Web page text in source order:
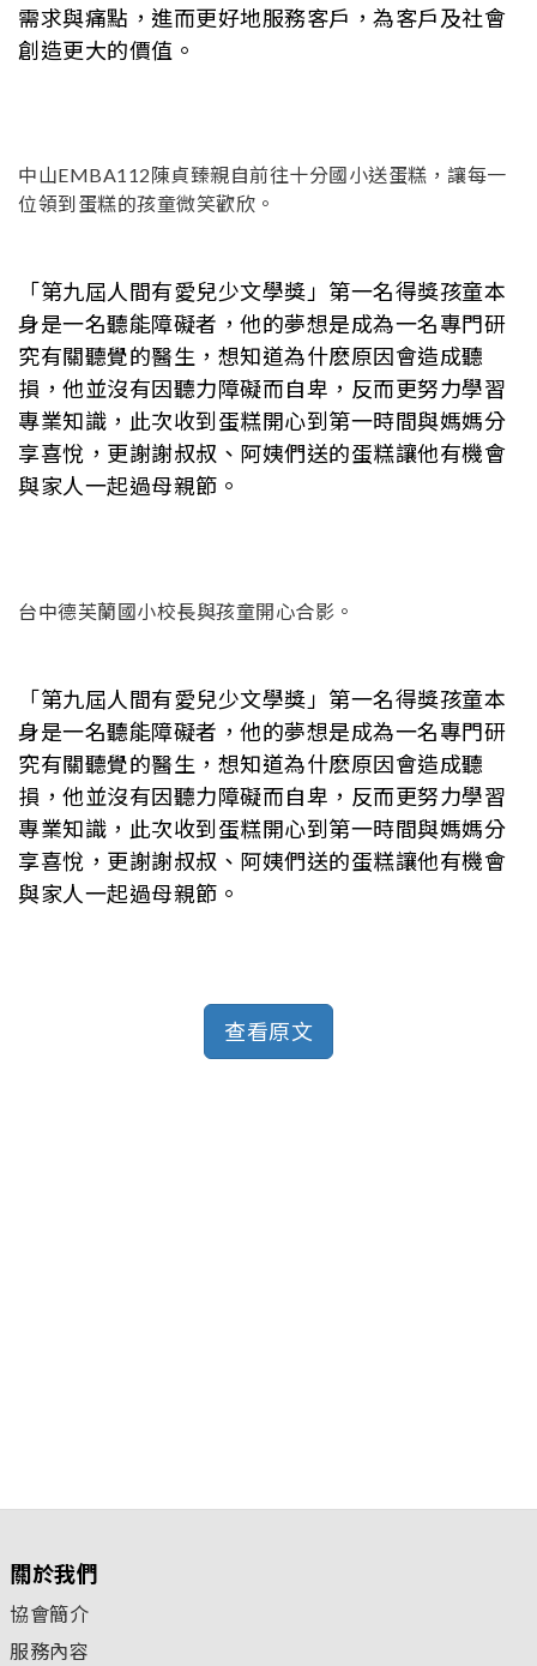
需求與痛點，進而更好地服務客戶，為客戶及社會
創造更大的價值。
中山EMBA112陳貞臻親自前往十分國小送蛋糕，讓每一
位領到蛋糕的孩童微笑歡欣。
「第九屆人間有愛兒少文學獎」第一名得獎孩童本
身是一名聽能障礙者，他的夢想是成為一名專門研
究有關聽覺的醫生，想知道為什麽原因會造成聽
損，他並沒有因聽力障礙而自卑，反而更努力學習
專業知識，此次收到蛋糕開心到第一時間與媽媽分
享喜悅，更謝謝叔叔、阿姨們送的蛋糕讓他有機會
與家人一起過母親節。
台中德芙蘭國小校長與孩童開心合影。
「第九屆人間有愛兒少文學獎」第一名得獎孩童本
身是一名聽能障礙者，他的夢想是成為一名專門研
究有關聽覺的醫生，想知道為什麽原因會造成聽
損，他並沒有因聽力障礙而自卑，反而更努力學習
專業知識，此次收到蛋糕開心到第一時間與媽媽分
享喜悅，更謝謝叔叔、阿姨們送的蛋糕讓他有機會
與家人一起過母親節。
查看原文
關於我們
協會簡介
服務內容